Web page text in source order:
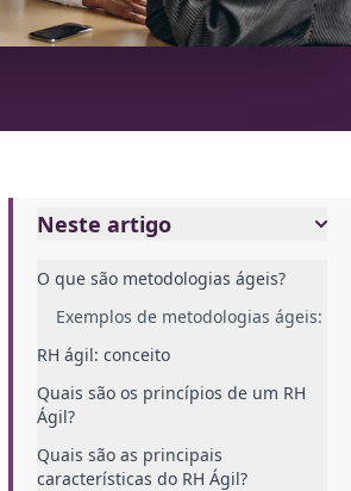
Neste artigo
O que são metodologias ágeis?
Exemplos de metodologias ágeis:
RH ágil: conceito
Quais são os princípios de um RH
Ágil?
Quais são as principais
características do RH Ágil?